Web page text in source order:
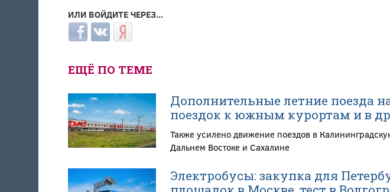
ИЛИ ВОЙДИТЕ ЧЕРЕЗ...
Login with Facebook
Login with ВКонтакте
Login with Яндекс
ЕЩЁ ПО ТЕМЕ
Дополнительные летние поезда
поездок к южным курортам и в
Также усилено движение поездов в
Дальнем Востоке и Сахалине
Электробусы: закупка для